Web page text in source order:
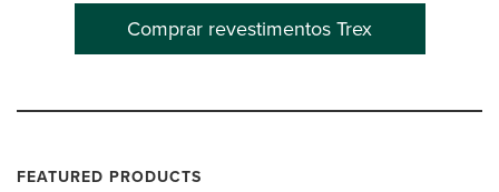
Comprar revestimentos Trex
FEATURED PRODUCTS